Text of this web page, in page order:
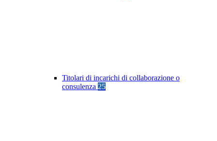
Titolari di incarichi di collaborazione o
consulenza 25